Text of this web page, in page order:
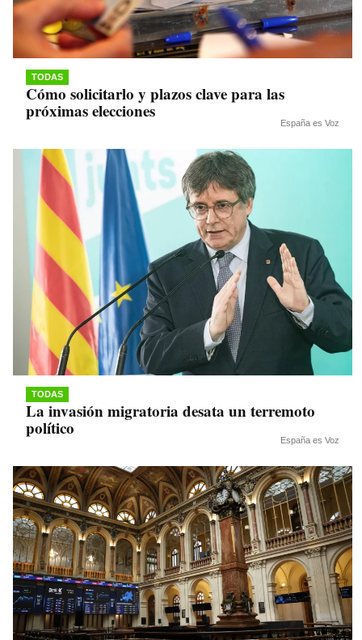
TODAS
Cómo solicitarlo y plazos clave para las
próximas elecciones
España es Voz
TODAS
La invasión migratoria desata un terremoto
político
España es Voz